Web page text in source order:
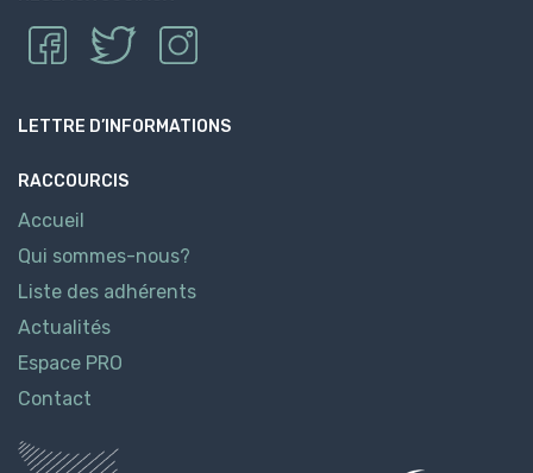
LETTRE D’INFORMATIONS
RACCOURCIS
Accueil
Qui sommes-nous?
Liste des adhérents
Actualités
Espace PRO
Contact